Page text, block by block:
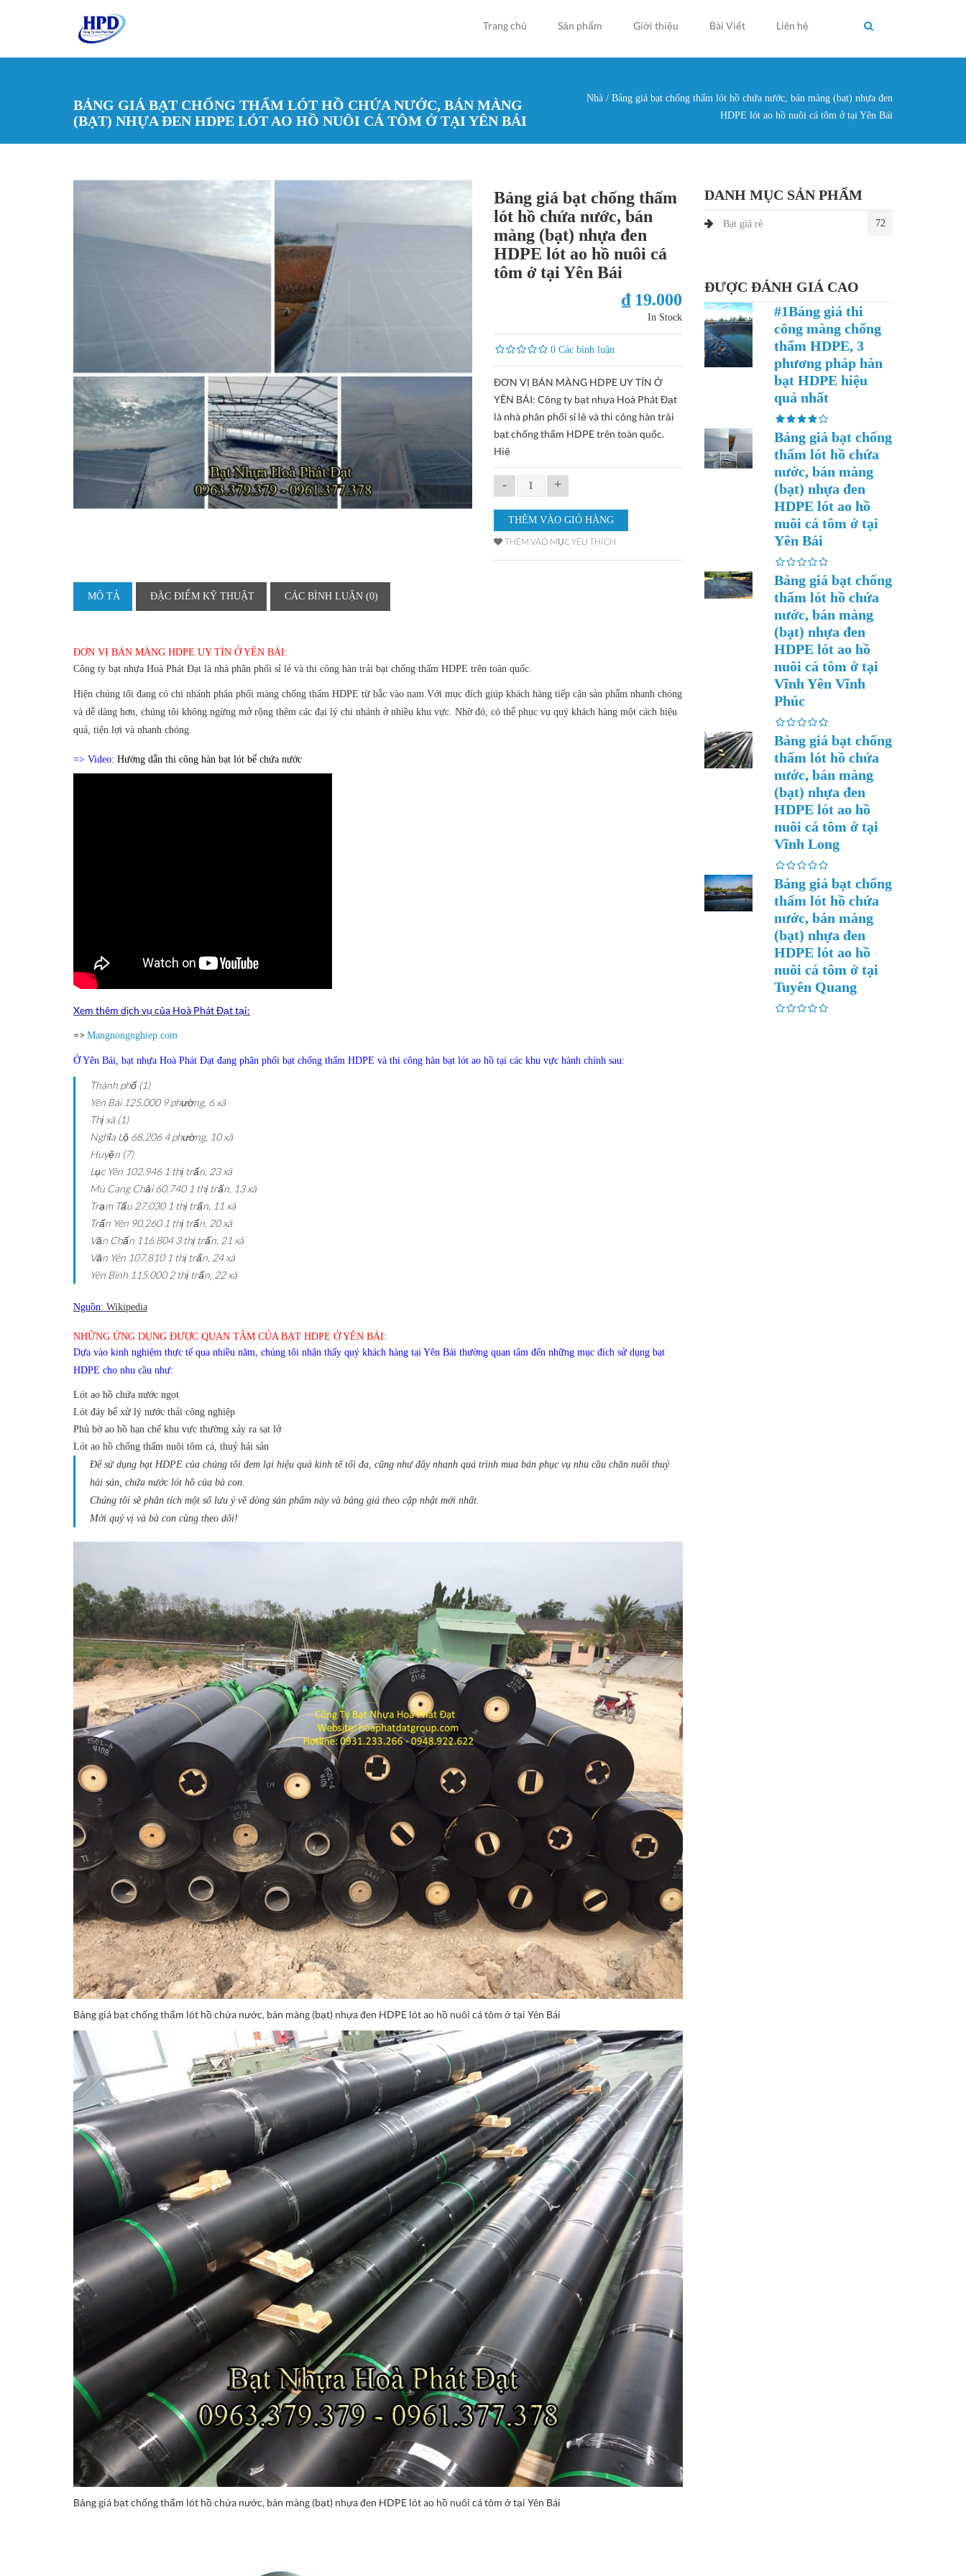
Trang chủ Sản phẩm Giới thiệu Bài Viết Liên hệ
BẢNG GIÁ BẠT CHỐNG THẤM LÓT HỒ CHỨA NƯỚC, BÁN MÀNG
(BẠT) NHỰA ĐEN HDPE LÓT AO HỒ NUÔI CÁ TÔM Ở TẠI YÊN BÁI
Nhà / Bảng giá bạt chống thấm lót hồ chứa nước, bán màng (bạt) nhựa đen
HDPE lót ao hồ nuôi cá tôm ở tại Yên Bái
Bảng giá bạt chống thấm
lót hồ chứa nước, bán
màng (bạt) nhựa đen
HDPE lót ao hồ nuôi cá
tôm ở tại Yên Bái
₫ 19.000
In Stock
0 Các bình luận
ĐƠN VỊ BÁN MÀNG HDPE UY TÍN Ở
YÊN BÁI: Công ty bạt nhựa Hoà Phát Đạt
là nhà phân phối sỉ lẻ và thi công hàn trải
bạt chống thấm HDPE trên toàn quốc.
Hiệ
- +
THÊM VÀO MỤC YÊU THÍCH
MÔ TẢ ĐẶC ĐIỂM KỸ THUẬT CÁC BÌNH LUẬN (0)
ĐƠN VỊ BÁN MÀNG HDPE UY TÍN Ở YÊN BÁI:
Công ty bạt nhựa Hoà Phát Đạt là nhà phân phối sỉ lẻ và thi công hàn trải bạt chống thấm HDPE trên toàn quốc.
Hiện chúng tôi đang có chi nhánh phân phối màng chống thấm HDPE từ bắc vào nam.Với mục đích giúp khách hàng tiếp cận sản phẩm nhanh chóng
và dễ dàng hơn, chúng tôi không ngừng mở rộng thêm các đại lý chi nhánh ở nhiều khu vực. Nhờ đó, có thể phục vụ quý khách hàng một cách hiệu
quả, tiện lợi và nhanh chóng.
=> Video: Hướng dẫn thi công hàn bạt lót bể chứa nước
Xem thêm dịch vụ của Hoà Phát Đạt tại:
=> Mangnongnghiep.com
Ở Yên Bái, bạt nhựa Hoà Phát Đạt đang phân phối bạt chống thấm HDPE và thi công hàn bạt lót ao hồ tại các khu vực hành chính sau:
Thành phố (1)
Yên Bái 125.000 9 phường, 6 xã
Thị xã (1)
Nghĩa Lộ 68.206 4 phường, 10 xã
Huyện (7)
Lục Yên 102.946 1 thị trấn, 23 xã
Mù Cang Chải 60.740 1 thị trấn, 13 xã
Trạm Tấu 27.030 1 thị trấn, 11 xã
Trấn Yên 90.260 1 thị trấn, 20 xã
Văn Chấn 116.804 3 thị trấn, 21 xã
Văn Yên 107.810 1 thị trấn, 24 xã
Yên Bình 115.000 2 thị trấn, 22 xã
Nguồn: Wikipedia
NHỮNG ỨNG DỤNG ĐƯỢC QUAN TÂM CỦA BẠT HDPE Ở YÊN BÁI:
Dựa vào kinh nghiệm thực tế qua nhiều năm, chúng tôi nhận thấy quý khách hàng tại Yên Bái thường quan tâm đến những mục đích sử dụng bạt
HDPE cho nhu cầu như:
Lót ao hồ chứa nước ngọt
Lót đáy bể xử lý nước thải công nghiệp
Phủ bờ ao hồ hạn chế khu vực thường xảy ra sạt lở
Lót ao hồ chống thấm nuôi tôm cá, thuỷ hải sản
Để sử dụng bạt HDPE của chúng tôi đem lại hiệu quả kinh tế tối đa, cũng như đẩy nhanh quá trình mua bán phục vụ nhu cầu chăn nuôi thuỷ
hải sản, chứa nước lót hồ của bà con.
Chúng tôi sẽ phân tích một số lưu ý về dòng sản phẩm này và bảng giá theo cập nhật mới nhất.
Mời quý vị và bà con cùng theo dõi!
Bảng giá bạt chống thấm lót hồ chứa nước, bán màng (bạt) nhựa đen HDPE lót ao hồ nuôi cá tôm ở tại Yên Bái
Bảng giá bạt chống thấm lót hồ chứa nước, bán màng (bạt) nhựa đen HDPE lót ao hồ nuôi cá tôm ở tại Yên Bái
DANH MỤC SẢN PHẨM
Bạt giá rẻ 72
ĐƯỢC ĐÁNH GIÁ CAO
#1Bảng giá thi
công màng chống
thấm HDPE, 3
phương pháp hàn
bạt HDPE hiệu
quả nhất
Bảng giá bạt chống
thấm lót hồ chứa
nước, bán màng
(bạt) nhựa đen
HDPE lót ao hồ
nuôi cá tôm ở tại
Yên Bái
Bảng giá bạt chống
thấm lót hồ chứa
nước, bán màng
(bạt) nhựa đen
HDPE lót ao hồ
nuôi cá tôm ở tại
Vĩnh Yên Vĩnh
Phúc
Bảng giá bạt chống
thấm lót hồ chứa
nước, bán màng
(bạt) nhựa đen
HDPE lót ao hồ
nuôi cá tôm ở tại
Vĩnh Long
Bảng giá bạt chống
thấm lót hồ chứa
nước, bán màng
(bạt) nhựa đen
HDPE lót ao hồ
nuôi cá tôm ở tại
Tuyên Quang